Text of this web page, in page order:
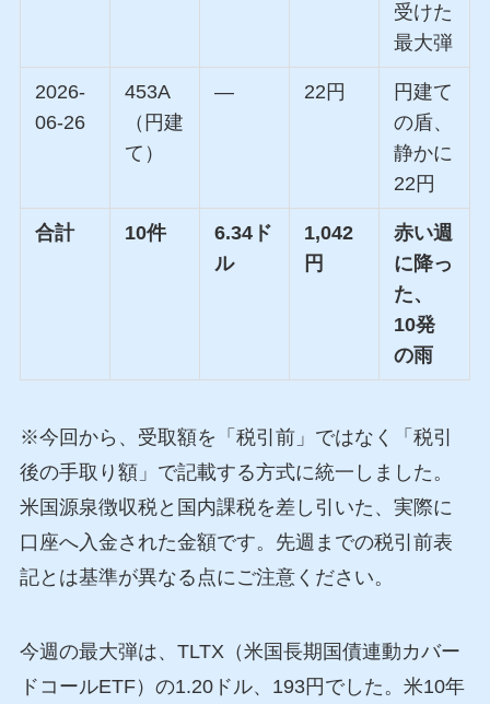
受けた
最大弾
2026-
06-26
453A
（円建
て）
— 22円
円建て
の盾、
静かに
22円
合計 10件
6.34ド
ル
1,042
円
赤い週
に降っ
た、
10発
の雨
※今回から、受取額を「税引前」ではなく「税引
後の手取り額」で記載する方式に統一しました。
米国源泉徴収税と国内課税を差し引いた、実際に
口座へ入金された金額です。先週までの税引前表
記とは基準が異なる点にご注意ください。
今週の最大弾は、TLTX（米国長期国債連動カバー
ドコールETF）の1.20ドル、193円でした。米10年